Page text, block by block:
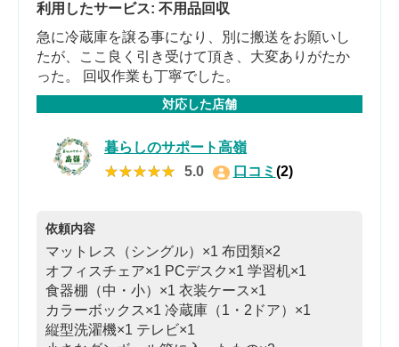
利用したサービス: 不用品回収
急に冷蔵庫を譲る事になり、別に搬送をお願いし
たが、ここ良く引き受けて頂き、大変ありがたか
った。 回収作業も丁寧でした。
対応した店舗
暮らしのサポート高嶺
★★★★★
★★★★★ 5.0 口コミ (2)
依頼内容
マットレス（シングル）×1 布団類×2
オフィスチェア×1 PCデスク×1 学習机×1
食器棚（中・小）×1 衣装ケース×1
カラーボックス×1 冷蔵庫（1・2ドア）×1
縦型洗濯機×1 テレビ×1